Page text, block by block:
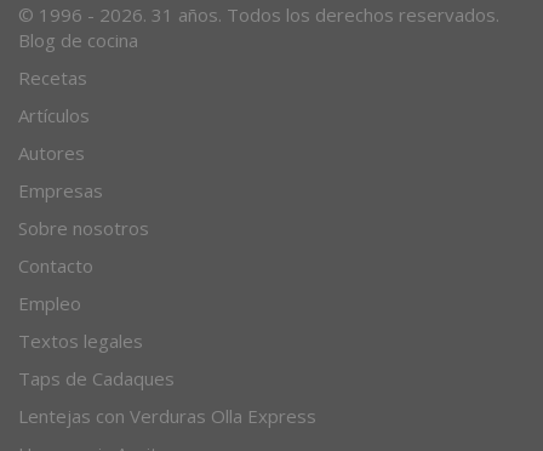
© 1996 - 2026. 31 años. Todos los derechos reservados.
Blog de cocina
Recetas
Artículos
Autores
Empresas
Sobre nosotros
Contacto
Empleo
Textos legales
Taps de Cadaques
Lentejas con Verduras Olla Express